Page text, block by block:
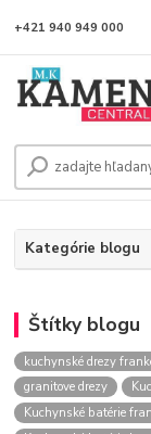
+421 940 949 000
Kategórie blogu
Štítky blogu
kuchynské drezy
granitove drezy
Kuchynské batérie